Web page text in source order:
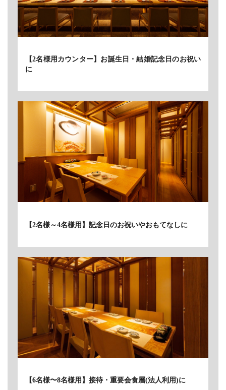
【2名様用カウンター】お誕生日・結婚記念日のお祝い
に
【2名様～4名様用】記念日のお祝いやおもてなしに
【6名様〜8名様用】接待・重要会食層(法人利用)に